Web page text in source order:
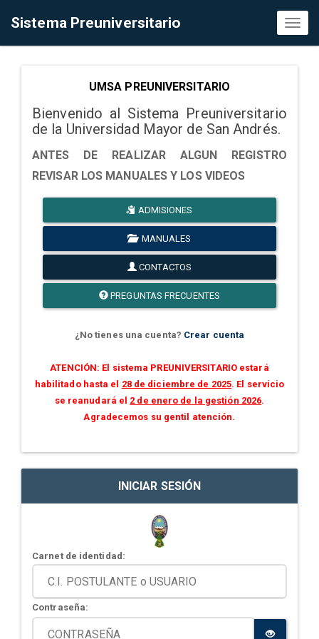
Sistema Preuniversitario
UMSA PREUNIVERSITARIO
Bienvenido al Sistema Preuniversitario
de la Universidad Mayor de San Andrés.
ANTES DE REALIZAR ALGUN REGISTRO
REVISAR LOS MANUALES Y LOS VIDEOS
ADMISIONES
MANUALES
CONTACTOS
PREGUNTAS FRECUENTES
¿No tienes una cuenta? Crear cuenta
ATENCIÓN: El sistema PREUNIVERSITARIO estará
habilitado hasta el 28 de diciembre de 2025. El servicio
se reanudará el 2 de enero de la gestión 2026.
Agradecemos su gentil atención.
INICIAR SESIÓN
Carnet de identidad:
Contraseña: